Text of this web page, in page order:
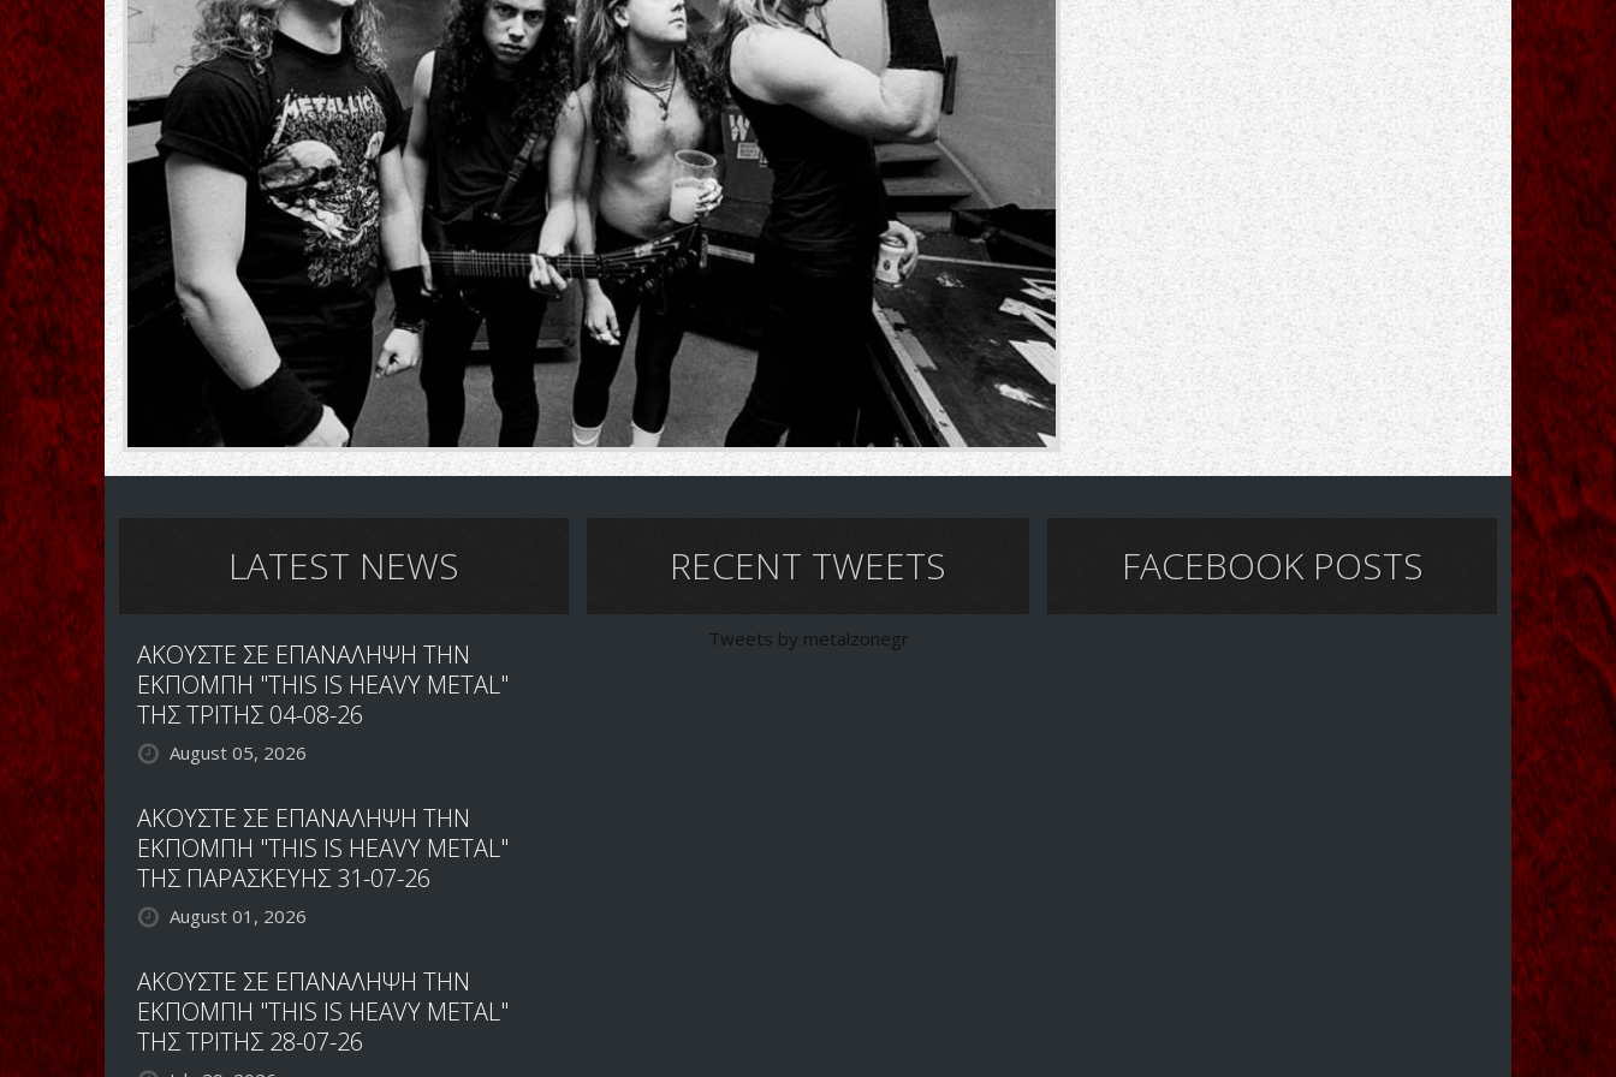
LATEST NEWS
ΑΚΟΥΣΤΕ ΣΕ ΕΠΑΝΑΛΗΨΗ ΤΗΝ
ΕΚΠΟΜΠΗ "THIS IS HEAVY METAL"
ΤΗΣ ΤΡΙΤΗΣ 04-08-26
August 05, 2026
ΑΚΟΥΣΤΕ ΣΕ ΕΠΑΝΑΛΗΨΗ ΤΗΝ
ΕΚΠΟΜΠΗ "THIS IS HEAVY METAL"
ΤΗΣ ΠΑΡΑΣΚΕΥΗΣ 31-07-26
August 01, 2026
ΑΚΟΥΣΤΕ ΣΕ ΕΠΑΝΑΛΗΨΗ ΤΗΝ
ΕΚΠΟΜΠΗ "THIS IS HEAVY METAL"
ΤΗΣ ΤΡΙΤΗΣ 28-07-26
RECENT TWEETS
Tweets by metalzonegr
FACEBOOK POSTS